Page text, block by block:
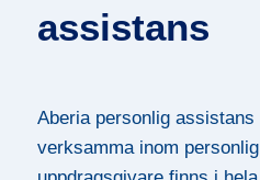
assistans
Aberia personlig
verksamma inom